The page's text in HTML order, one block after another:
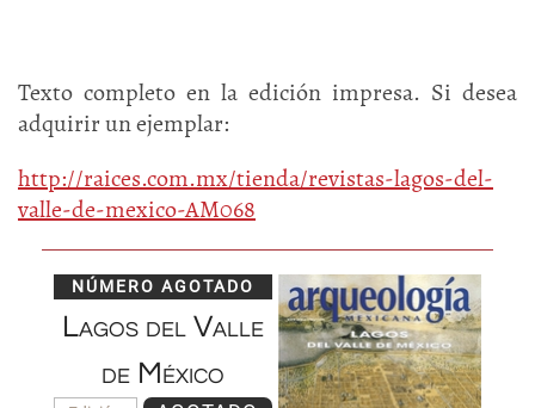
Texto completo en la edición impresa. Si desea
adquirir un ejemplar:
http://raices.com.mx/tienda/revistas-lagos-del-
valle-de-mexico-AM068
NÚMERO AGOTADO
Lagos del Valle
de México